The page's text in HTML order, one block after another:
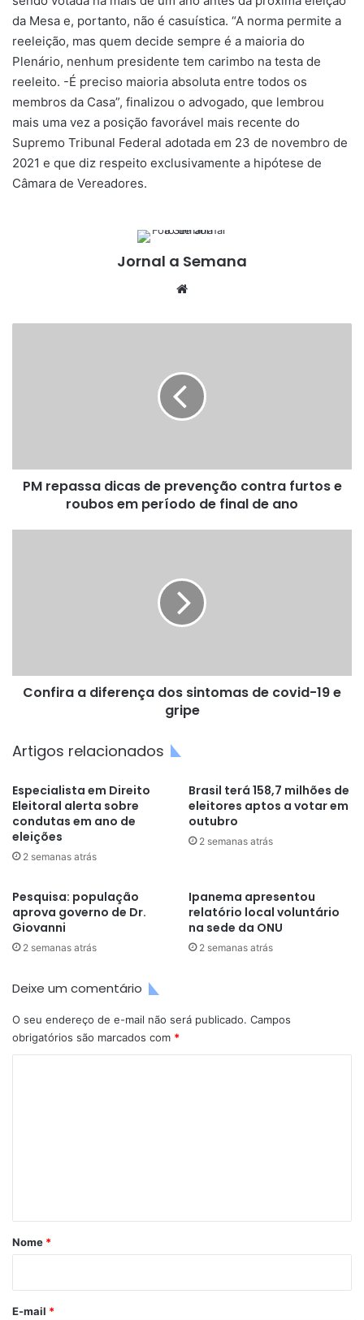
da Mesa e, portanto, não é casuística. “A norma permite a
reeleição, mas quem decide sempre é a maioria do
Plenário, nenhum presidente tem carimbo na testa de
reeleito. -É preciso maioria absoluta entre todos os
membros da Casa”, finalizou o advogado, que lembrou
mais uma vez a posição favorável mais recente do
Supremo Tribunal Federal adotada em 23 de novembro de
2021 e que diz respeito exclusivamente a hipótese de
Câmara de Vereadores.
Jornal a Semana
roubos
emPM repassa dicas de prevenção contra furtos e
roubos em período de final de ano
e
gripe
Confira a diferença dos sintomas de covid-19 e
gripe
Artigos relacionados
Especialista em Direito
Eleitoral alerta sobre
condutas em ano de
eleições
2 semanas atrás
Brasil terá 158,7 milhões de
eleitores aptos a votar em
outubro
2 semanas atrás
Pesquisa: população
aprova governo de Dr.
Giovanni
2 semanas atrás
Ipanema apresentou
relatório local voluntário
na sede da ONU
2 semanas atrás
Deixe um comentário
O seu endereço de e-mail não será publicado. Campos
obrigatórios são marcados com *
r
*
Nome *
E-mail *